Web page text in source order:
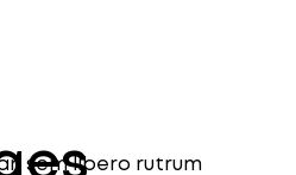
sem libero rutrum